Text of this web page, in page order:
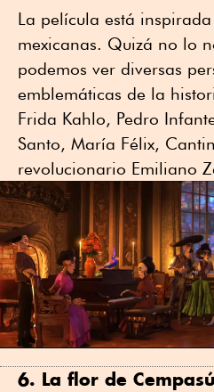
La película está
mexicanas. Quizá no lo
podemos ver diversas
emblemáticas de la
Frida Kahlo, Pedro
Santo, María Félix,
revolucionario Emiliano
6. La flor de